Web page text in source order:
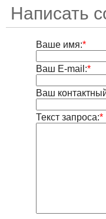
Написать
Ваше имя:*
Ваш E-mail:*
Ваш
Текст запроса:*